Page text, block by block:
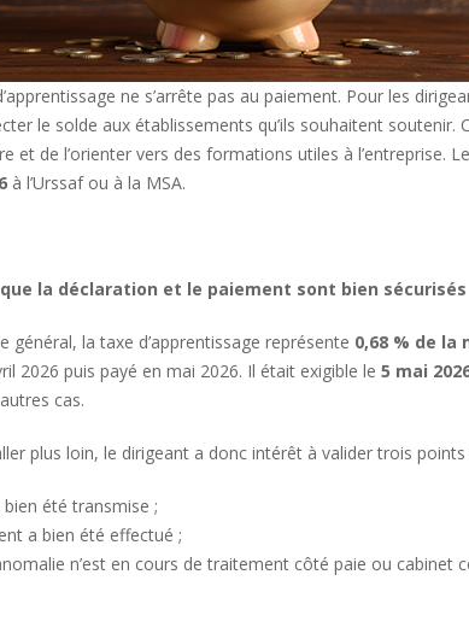
ne s’arrête pas au paiement. Pour les
le solde aux établissements qu’ils souhaitent soutenir.
et de l’orienter vers des formations utiles à l’entreprise. Le
à l’Urssaf ou à la MSA.
la déclaration et le paiement sont bien sécurisés
général, la taxe d’apprentissage représente 0,68 % de la
2026 puis payé en mai 2026. Il était exigible le 5 mai
cas.
plus loin, le dirigeant a donc intérêt à valider trois points
bien été transmise ;
a bien été effectué ;
n’est en cours de traitement côté paie ou cabinet